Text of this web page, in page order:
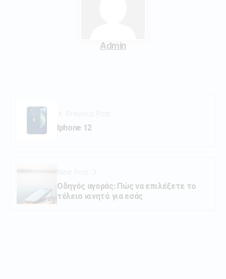
Admin
Previous Post
Iphone 12
Next Post
Οδηγός αγοράς: Πώς να επιλέξετε το
τέλειο κινητό για εσάς